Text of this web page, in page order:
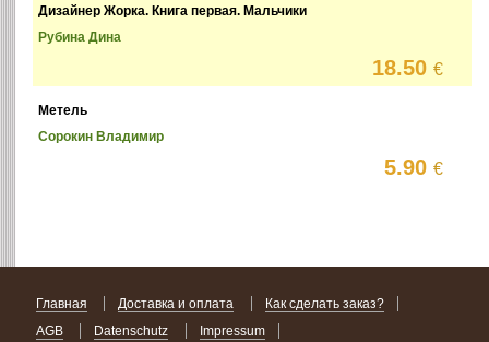
Дизайнер Жорка. Книга первая. Мальчики
Рубина Дина
18.50€
Метель
Сорокин Владимир
5.90€
Главная Доставка и оплата
Как сделать заказ?
AGB
Datenschutz Impressum